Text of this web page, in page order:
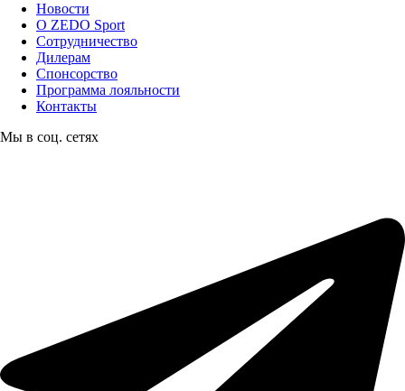
Новости
О ZEDO Sport
Сотрудничество
Дилерам
Спонсорство
Программа лояльности
Контакты
Мы в соц. сетях